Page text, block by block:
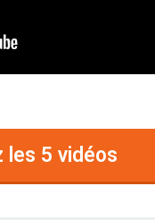
les 5 vidéos